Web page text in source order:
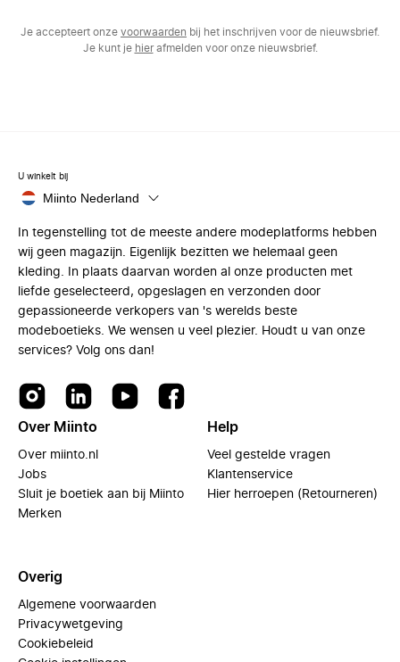
Je accepteert onze voorwaarden bij het inschrijven voor de nieuwsbrief.
Je kunt je hierafmelden voor onze nieuwsbrief.
U winkelt bij
Miinto Nederland
In tegenstelling tot de meeste andere modeplatforms hebben
wij geen magazijn. Eigenlijk bezitten we helemaal geen
kleding. In plaats daarvan worden al onze producten met
liefde geselecteerd, opgeslagen en verzonden door
gepassioneerde verkopers van 's werelds beste
modeboetieks. We wensen u veel plezier. Houdt u van onze
services? Volg ons dan!
Over Miinto
Over miinto.nl
Jobs
Sluit je boetiek aan bij Miinto
Merken
Help
Veel gestelde vragen
Klantenservice
Hier herroepen (Retourneren)
Overig
Algemene voorwaarden
Privacywetgeving
Cookiebeleid